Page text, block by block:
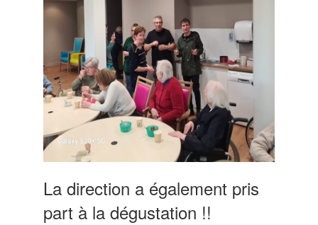
La direction a également pris
part à la dégustation !!